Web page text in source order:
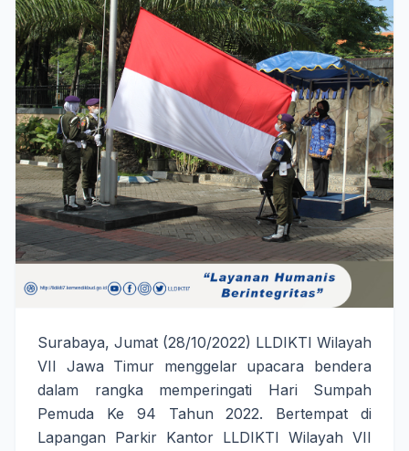
Surabaya, Jumat (28/10/2022) LLDIKTI Wilayah
VII Jawa Timur menggelar upacara bendera
dalam rangka memperingati Hari Sumpah
Pemuda Ke 94 Tahun 2022. Bertempat di
Lapangan Parkir Kantor LLDIKTI Wilayah VII